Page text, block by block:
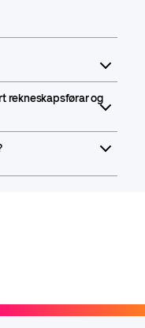
rekneskapsførar og